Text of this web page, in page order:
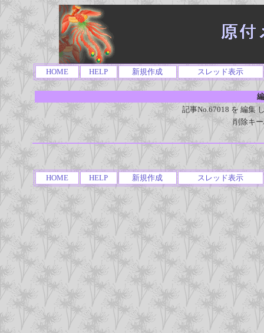
HOME HELP 新規作成 スレッド表示
記事No.67018 を 編集
削除キ
HOME HELP 新規作成 スレッド表示